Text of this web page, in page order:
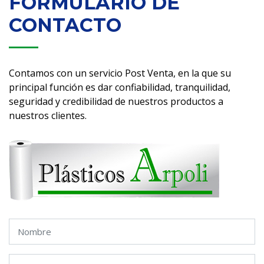
CONTACTO
Contamos con un servicio Post Venta, en la que su
principal función es dar confiabilidad, tranquilidad,
seguridad y credibilidad de nuestros productos a
nuestros clientes.